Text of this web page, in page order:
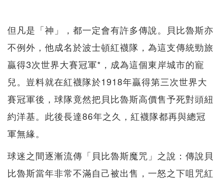
但凡是「神」，都一定會有許多傳說。貝比魯斯亦
不例外，他成名於波士頓紅襪隊，為這支傳統勁旅
贏得3次世界大賽冠軍*，成為這個東岸城市的寵
兒。豈料就在紅襪隊於1918年贏得第三次世界大
賽冠軍後，球隊竟然把貝比魯斯高價售予死對頭紐
約洋基。此後長達86年之久，紅襪隊都再與總冠
軍無緣。
球迷之間逐漸流傳「貝比魯斯魔咒」之說：傳說貝
比魯斯當年非常不滿自己被出售，一怒之下咀咒紅